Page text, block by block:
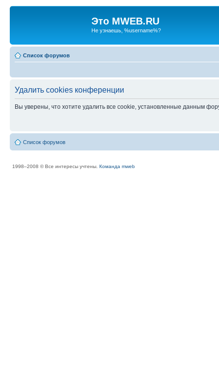
Это MWEB.RU
Не узнаешь, %username%?
Список форумов
Удалить cookies конференции
Вы уверены, что хотите удалить все cookie, установленные данным
Список форумов
1998–2008 © Все интересы учтены. Команда mweb